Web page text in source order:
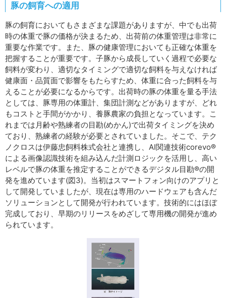
豚の飼育への適用
豚の飼育においてもさまざまな課題がありますが、中でも出荷
時の体重で豚の価格が決まるため、出荷前の体重管理は非常に
重要な作業です。また、豚の健康管理においても正確な体重を
把握することが重要です。子豚から成長していく過程で必要な
飼料が変わり、適切なタイミングで適切な飼料を与えなければ
健康面・品質面で影響をもたらすため、体重に合った飼料を与
えることが必要になるからです。出荷時の豚の体重を量る手法
としては、豚専用の体重計、集団計測などがありますが、どれ
もコストと手間がかかり、養豚農家の負担となっています。こ
れまでは月齢や熟練者の目勘(めかん)で出荷タイミングを決め
ており、熟練者の経験が必要とされていました。そこで、テク
ノクロスは伊藤忠飼料株式会社と連携し、AI関連技術corevo®
による画像認識技術を組み込んだ計測ロジックを活用し、高い
レベルで豚の体重を推定することができるデジタル目勘®の開
発を進めています(図3)。当初はスマートフォン向けのアプリと
して開発していましたが、現在は専用のハードウェアも含んだ
ソリューションとして開発が行われています。技術的にはほぼ
完成しており、早期のリリースをめざして専用機の開発が進め
られています。